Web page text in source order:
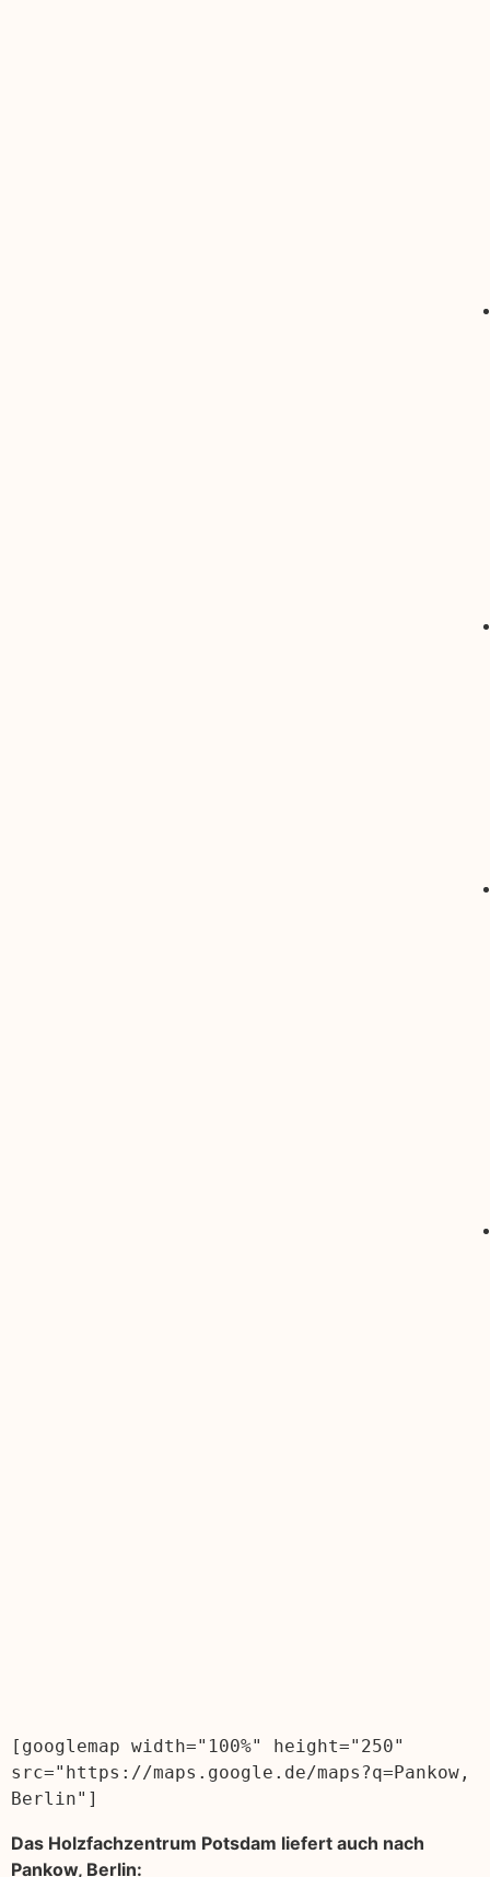
[googlemap width="100%" height="250"
src="https://maps.google.de/maps?q=Pankow,
Berlin"]
Das Holzfachzentrum Potsdam liefert auch nach
Pankow, Berlin: